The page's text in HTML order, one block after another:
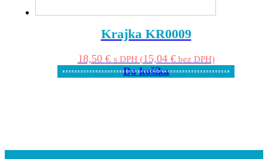
Krajka KR0009
18,50 € s DPH (15,04 €bez DPH)
Do košíka